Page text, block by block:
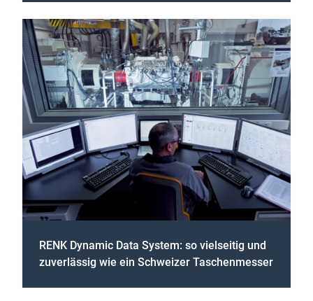
RENK Dynamic Data System: so vielseitig und
zuverlässig wie ein Schweizer Taschenmesser